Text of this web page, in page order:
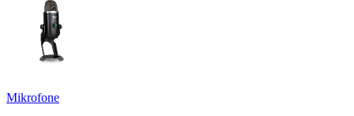
Mikrofone